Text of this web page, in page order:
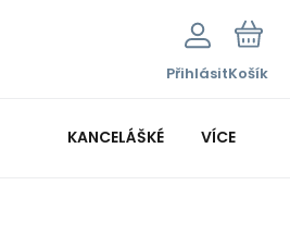
PřihlásitKošík
KANCELÁŠKÉ POTŘEBY
VÍCE